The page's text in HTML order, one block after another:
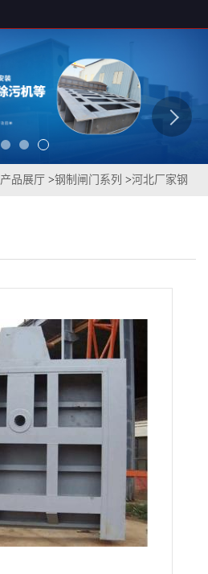
产品展厅 >钢制闸门系列 >河北厂家钢